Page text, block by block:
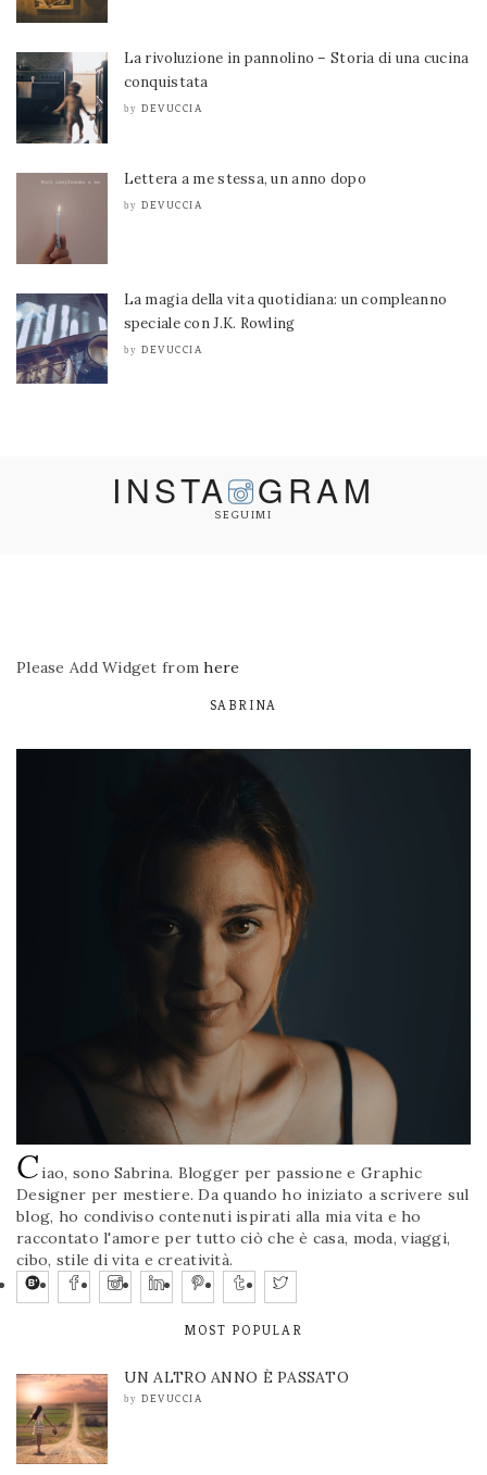
La rivoluzione in pannolino – Storia di una cucina
conquistata
by DEVUCCIA
Lettera a me stessa, un anno dopo
by DEVUCCIA
La magia della vita quotidiana: un compleanno
speciale con J.K. Rowling
by DEVUCCIA
INSTA GRAM
SEGUIMI
Please Add Widget fromhere
SABRINA
Ciao, sono Sabrina. Blogger per passione e Graphic
Designer per mestiere. Da quando ho iniziato a scrivere sul
blog, ho condiviso contenuti ispirati alla mia vita e ho
raccontato l'amore per tutto ciò che è casa, moda, viaggi,
cibo, stile di vita e creatività.
MOST POPULAR
UN ALTRO ANNO È PASSATO
by DEVUCCIA